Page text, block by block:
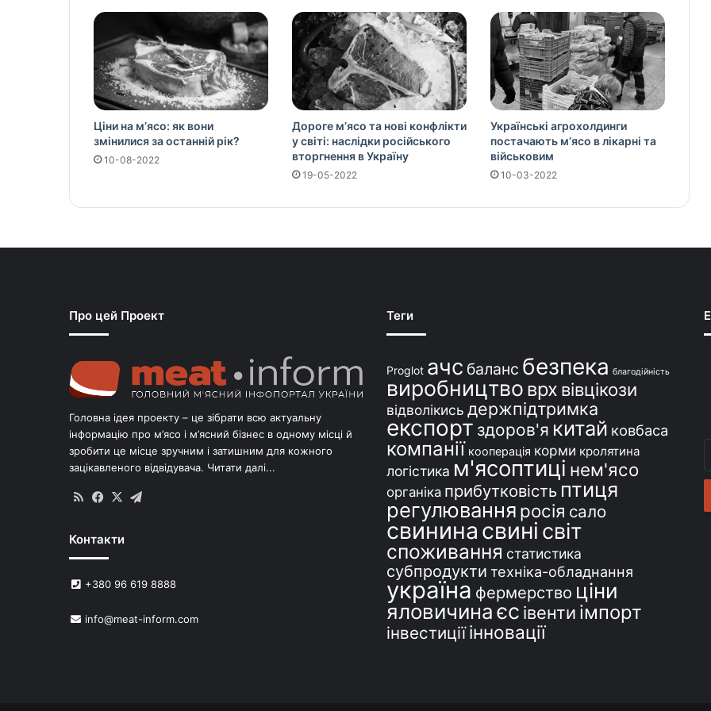
Ціни на м’ясо: як вони
змінилися за останній рік?
10-08-2022
Дороге м’ясо та нові конфлікти
у світі: наслідки російського
вторгнення в Україну
19-05-2022
Українські агрохолдинги
постачають м’ясо в лікарні та
військовим
10-03-2022
Про цей Проект
Головна ідея проекту – це зібрати всю актуальну
інформацію про м’ясо і м’ясний бізнес в одному місці й
зробити це місце зручним і затишним для кожного
зацікавленого відвідувача. Читати далі...
RSS Facebook
X
Контакти
+380 96 619 8888
info@meat-inform.com
Теги
Proglot ачс баланс безпека благодійність
виробництво врх вівцікози
відволікись держпідтримка
експорт здоров'я китай ковбаса
компанії кооперація корми кролятина
логістика м'ясоптиці нем'ясо
органіка прибутковість птиця
регулювання росія сало
свинина свині світ
споживання статистика
субпродукти техніка-обладнання
україна фермерство ціни
яловичинаєс івенти імпорт
інвестиції інновації